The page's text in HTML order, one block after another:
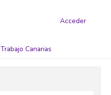
Acceder
Trabajo Canarias